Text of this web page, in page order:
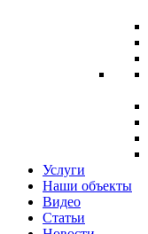
Услуги
Наши объекты
Видео
Статьи